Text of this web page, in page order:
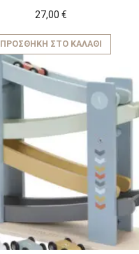
27,00 €
ΠΡΟΣΘΉΚΗ ΣΤΟ ΚΑΛΆΘΙ